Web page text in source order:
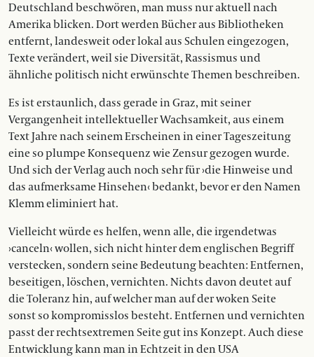
Deutschland beschwören, man muss nur aktuell nach
Amerika blicken. Dort werden Bücher aus Bibliotheken
entfernt, landesweit oder lokal aus Schulen eingezogen,
Texte verändert, weil sie Diversität, Rassismus und
ähnliche politisch nicht erwünschte Themen beschreiben.
Es ist erstaunlich, dass gerade in Graz, mit seiner
Vergangenheit intellektueller Wachsamkeit, aus einem
Text Jahre nach seinem Erscheinen in einer Tageszeitung
eine so plumpe Konsequenz wie Zensur gezogen wurde.
Und sich der Verlag auch noch sehr für ›die Hinweise und
das aufmerksame Hinsehen‹ bedankt, bevor er den Namen
Klemm eliminiert hat.
Vielleicht würde es helfen, wenn alle, die irgendetwas
›canceln‹ wollen, sich nicht hinter dem englischen Begriff
verstecken, sondern seine Bedeutung beachten: Entfernen,
beseitigen, löschen, vernichten. Nichts davon deutet auf
die Toleranz hin, auf welcher man auf der woken Seite
sonst so kompromisslos besteht. Entfernen und vernichten
passt der rechtsextremen Seite gut ins Konzept. Auch diese
Entwicklung kann man in Echtzeit in den USA